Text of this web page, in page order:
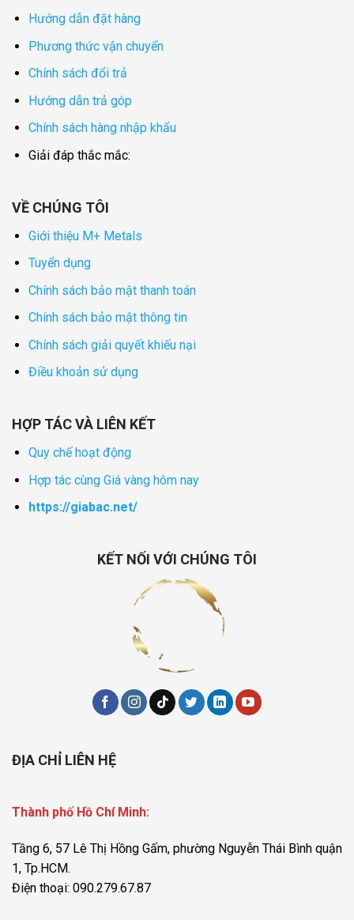
Hướng dẫn đặt hàng
Phương thức vận chuyển
Chính sách đổi trả
Hướng dẫn trả góp
Chính sách hàng nhập khẩu
Giải đáp thắc mắc:
VỀ CHÚNG TÔI
Giới thiệu M+ Metals
Tuyển dụng
Chính sách bảo mật thanh toán
Chính sách bảo mật thông tin
Chính sách giải quyết khiếu nại
Điều khoản sử dụng
HỢP TÁC VÀ LIÊN KẾT
Quy chế hoạt động
Hợp tác cùng Giá vàng hôm nay
https://giabac.net/
KẾT NỐI VỚI CHÚNG TÔI
ĐỊA CHỈ LIÊN HỆ
Thành phố Hồ Chí Minh:
Tầng 6, 57 Lê Thị Hồng Gấm, phường Nguyễn Thái Bình quận
1, Tp.HCM.
Điện thoại: 090.279.67.87